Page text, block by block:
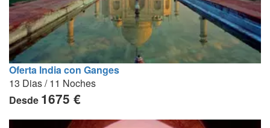
Oferta India con Ganges
13 Dias / 11 Noches
Desde 1675 €